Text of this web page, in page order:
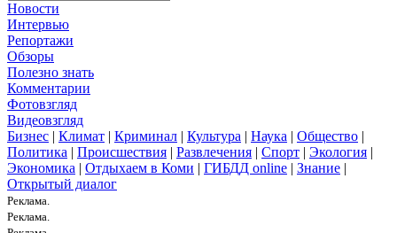
Новости
Интервью
Репортажи
Обзоры
Полезно знать
Комментарии
Фотовзгляд
Видеовзгляд
Бизнес | Климат | Криминал | Культура | Наука | Общество |
Политика | Происшествия | Развлечения | Спорт | Экология |
Экономика | Отдыхаем в Коми | ГИБДД online | Знание |
Открытый диалог
Реклама.
Реклама.